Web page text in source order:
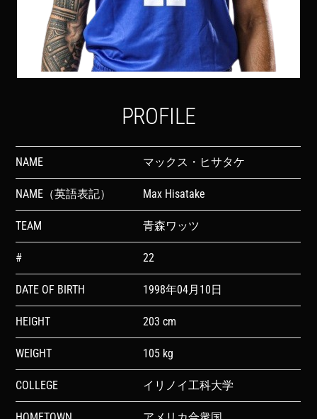
PROFILE
NAME マックス・ヒサタケ
NAME（英語表記） Max Hisatake
TEAM 青森ワッツ
# 22
DATE OF BIRTH 1998年04月10日
HEIGHT 203 cm
WEIGHT 105 kg
COLLEGE イリノイ工科大学